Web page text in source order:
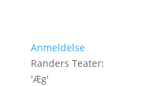
Anmeldelse
Randers Teater:
'Æg'